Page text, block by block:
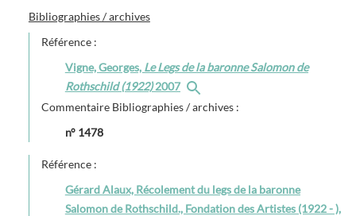
Bibliographies / archives
Référence :
Vigne, Georges, Le Legs de la baronne Salomon de
Rothschild (1922)2007
Commentaire Bibliographies / archives :
n° 1478
Référence :
Gérard Alaux, Récolement du legs de la baronne
Salomon de Rothschild., Fondation des Artistes (1922 - ),